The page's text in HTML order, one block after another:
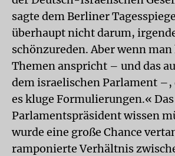
sagte dem Berliner
überhaupt nicht darum,
schönzureden. Aber wenn
Themen anspricht – und das
dem israelischen Parlament –,
es kluge Formulierungen.«
Parlamentspräsident wissen
wurde eine große Chance
ramponierte Verhältnis